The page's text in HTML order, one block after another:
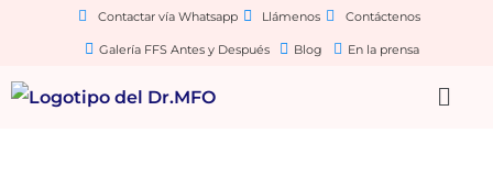
Contactar vía Whatsapp Llámenos Contáctenos
Galería FFS Antes y Después Blog En la prensa